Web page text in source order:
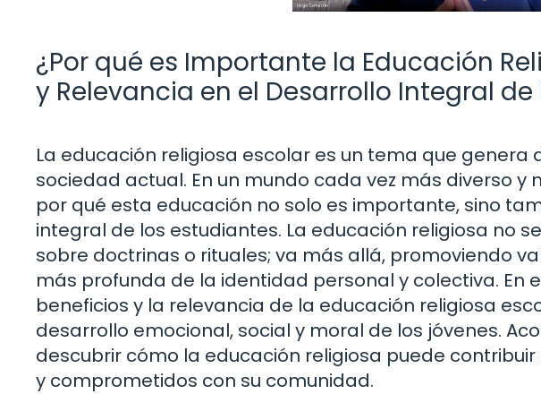
¿Por qué es Importante la Educación
y Relevancia en el Desarrollo Integral
La educación religiosa escolar es un tema que genera
sociedad actual. En un mundo cada vez más diverso y
por qué esta educación no solo es importante, sino
integral de los estudiantes. La educación religiosa no
sobre doctrinas o rituales; va más allá, promoviendo
más profunda de la identidad personal y colectiva. En
beneficios y la relevancia de la educación religiosa
desarrollo emocional, social y moral de los jóvenes.
descubrir cómo la educación religiosa puede
y comprometidos con su comunidad.